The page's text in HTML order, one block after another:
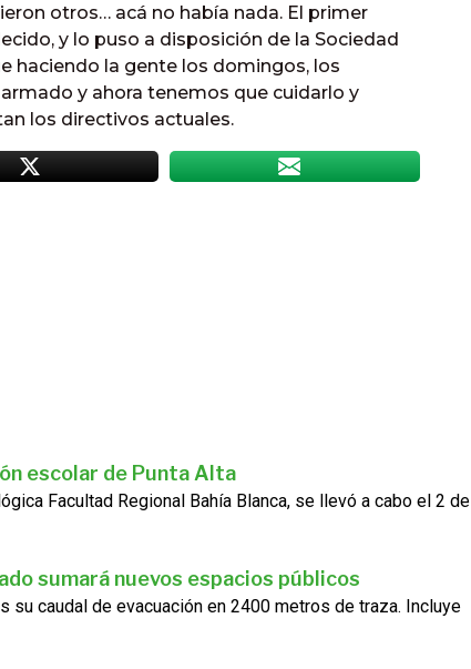
otros… acá no había nada. El primer
y lo puso a disposición de la Sociedad
haciendo la gente los domingos, los
y ahora tenemos que cuidarlo y
los directivos actuales.
escolar de Punta Alta
Facultad Regional Bahía Blanca, se llevó a cabo el 2 de
sumará nuevos espacios públicos
su caudal de evacuación en 2400 metros de traza. Incluye